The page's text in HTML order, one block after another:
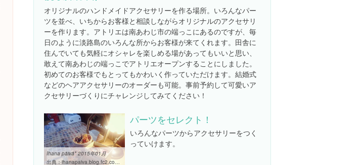
オリジナルのハンドメイドアクセサリーを作る場所。いろんなパー
ツを並べ、いちからお客様と相談しながらオリジナルのアクセサリ
ーを作ります。アトリエは南あわじ市の端っこにあるのですが、毎
日のように淡路島のいろんな所からお客様が来てくれます。田舎に
住んでいても気軽にオシャレを楽しめる場があってもいいと思い、
敢えて南あわじの端っこでアトリエオープンすることにしました。
初めてのお客様でもとってもかわいく作っていただけます。結婚式
などのヘアアクセサリーのオーダーも可能。事前予約して可愛いア
クセサリーづくりにチャレンジしてみてください！
Ihana päivä* 2015年01月
出典：ihanapaiva.blog.fc2.com/blog-date-201501.html
パーツをセレクト！
いろんなパーツからアクセサリーをつく
っていけます。